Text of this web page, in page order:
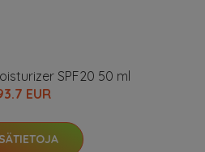
SPF20 50 ml
EUR